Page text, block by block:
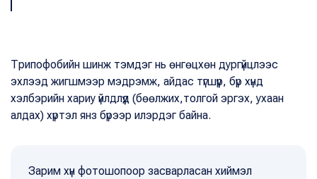
Трипофобийн шинж тэмдэг нь өнгөцхөн дургүйцлээс
эхлээд жигшмээр мэдрэмж, айдас түгшүүр, бүр хүнд
хэлбэрийн хариу үйлдлүүд (бөөлжих,толгой эргэх, ухаан
алдах) хүртэл янз бүрээр илэрдэг байна.
Зарим хүн фотошопоор засварласан хиймэл